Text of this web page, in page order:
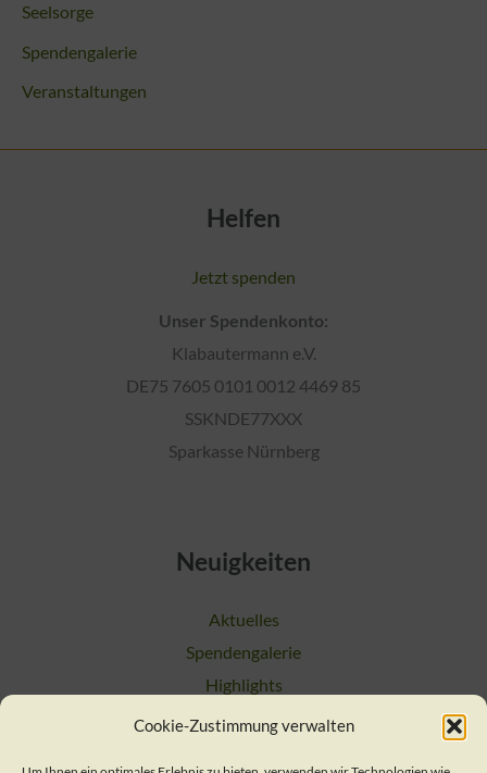
Cookie-Zustimmung verwalten
Seelsorge
Spendengalerie
Veranstaltungen
Helfen
Jetzt spenden
Unser Spendenkonto:
Klabautermann e.V.
DE75 7605 0101 0012 4469 85
SSKNDE77XXX
Sparkasse Nürnberg
Neuigkeiten
Aktuelles
Spendengalerie
Highlights
Suchen